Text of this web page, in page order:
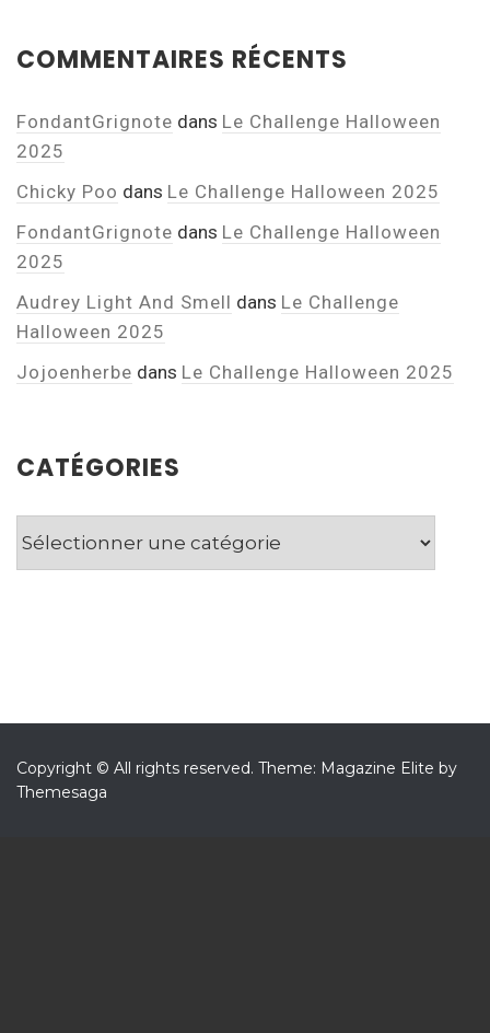
COMMENTAIRES RÉCENTS
FondantGrignote dans Le Challenge Halloween
2025
Chicky Poo dans Le Challenge Halloween 2025
FondantGrignote dans Le Challenge Halloween
2025
Audrey Light And Smell dans Le Challenge
Halloween 2025
Jojoenherbe dans Le Challenge Halloween 2025
CATÉGORIES
Copyright © All rights reserved. Theme: Magazine Elite by
Themesaga